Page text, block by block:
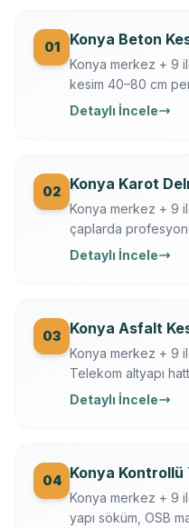
01 Konya Beton
Konya merkez + 9
kesim 40–80 cm
döşeme/temel/
Detaylı İncele
02 Konya Karot
Konya merkez + 9
çaplarda
250/350, Ferroscan
Detaylı İncele
03 Konya Asfalt
Konya merkez + 9
Telekom altyapı
Husqvarna FS
Detaylı İncele
04 Konya Kontrollü
Konya merkez + 9
yapı söküm, OSB